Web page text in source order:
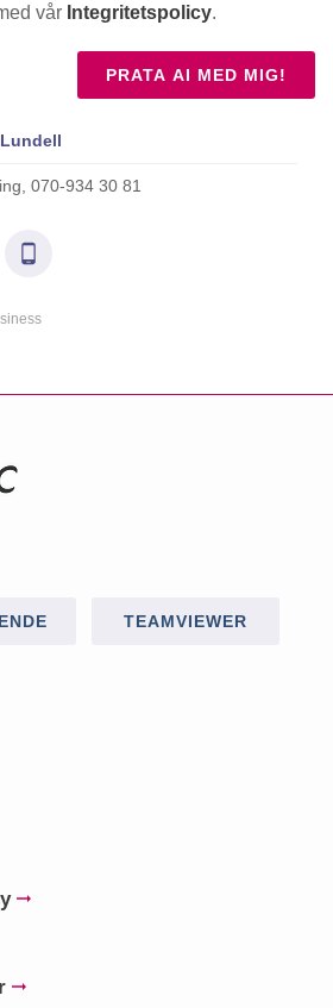
vår Integritetspolicy.
070-934 30 81
TEAMVIEWER